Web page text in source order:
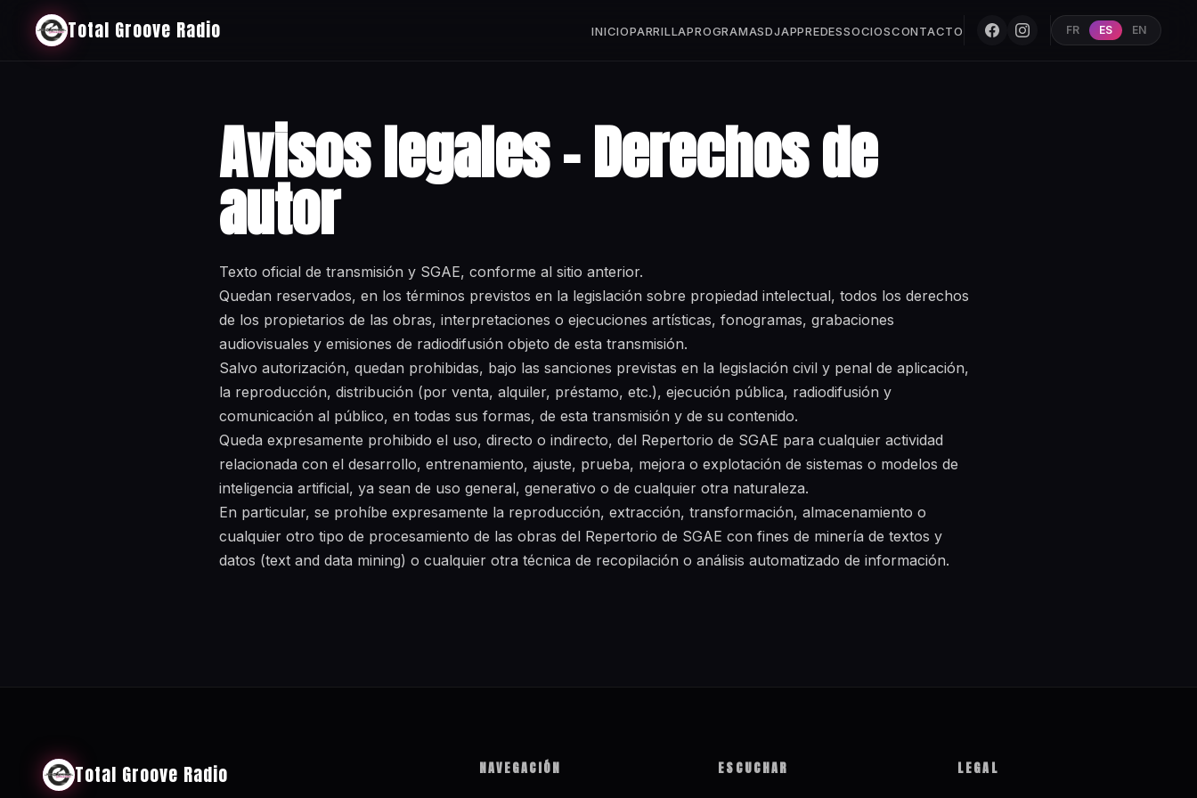
Total Groove Radio INICIOPARRILLAPROGRAMASDJAPPREDESSOCIOSCONTACTO FR ES EN
Avisos legales – Derechos de
autor
Texto oficial de transmisión y SGAE, conforme al sitio anterior.
Quedan reservados, en los términos previstos en la legislación sobre propiedad intelectual, todos los derechos
de los propietarios de las obras, interpretaciones o ejecuciones artísticas, fonogramas, grabaciones
audiovisuales y emisiones de radiodifusión objeto de esta transmisión.
Salvo autorización, quedan prohibidas, bajo las sanciones previstas en la legislación civil y penal de aplicación,
la reproducción, distribución (por venta, alquiler, préstamo, etc.), ejecución pública, radiodifusión y
comunicación al público, en todas sus formas, de esta transmisión y de su contenido.
Queda expresamente prohibido el uso, directo o indirecto, del Repertorio de SGAE para cualquier actividad
relacionada con el desarrollo, entrenamiento, ajuste, prueba, mejora o explotación de sistemas o modelos de
inteligencia artificial, ya sean de uso general, generativo o de cualquier otra naturaleza.
En particular, se prohíbe expresamente la reproducción, extracción, transformación, almacenamiento o
cualquier otro tipo de procesamiento de las obras del Repertorio de SGAE con fines de minería de textos y
datos (text and data mining) o cualquier otra técnica de recopilación o análisis automatizado de información.
Total Groove Radio NAVEGACIÓN ESCUCHAR LEGAL